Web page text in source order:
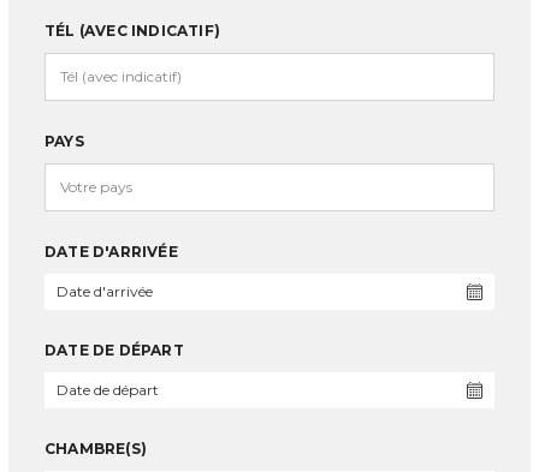
TÉL (AVEC INDICATIF)
PAYS
DATE D'ARRIVÉE
DATE DE DÉPART
CHAMBRE(S)